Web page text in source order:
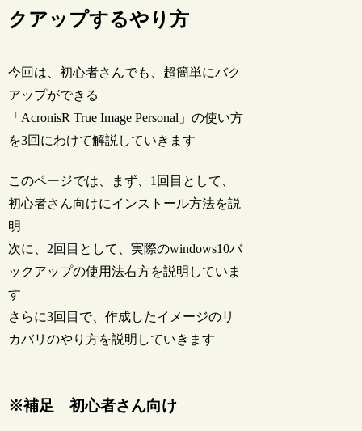
クアップするやり方
今回は、初心者さんでも、超簡単にバク
アップができる
「AcronisR True Image Personal」の使い方
を3回にわけて解説していきます
このページでは、まず、1回目として、
初心者さん向けにインストール方法を説
明
次に、2回目として、実際のwindows10バ
ックアップの使用法右方を説明していま
す
さらに3回目で、作成したイメージのリ
カバリのやり方を説明していきます
※補足 初心者さん向け